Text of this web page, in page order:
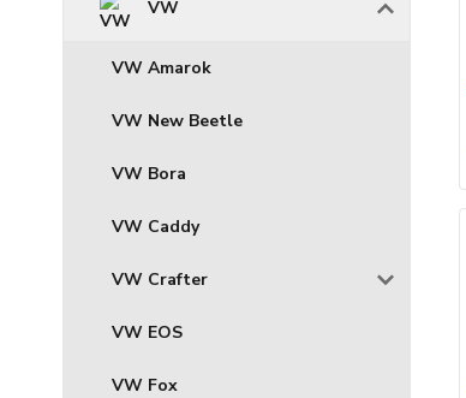
VW
VW Amarok
VW New Beetle
VW Bora
VW Caddy
VW Crafter
VW EOS
VW Fox